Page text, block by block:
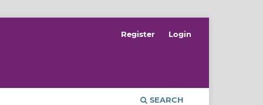
SEARCH
Register Login